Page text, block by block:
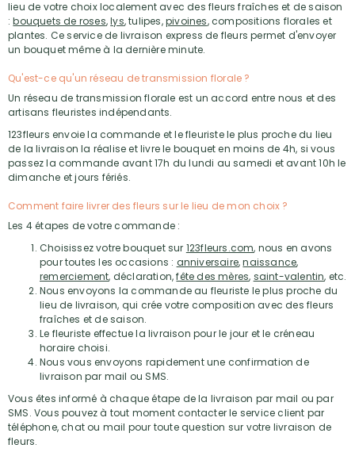
lieu de votre choix localement avec des fleurs fraîches et de saison
:bouquets de roses,lys, tulipes,pivoines, compositions florales et
plantes. Ce service de livraison express de fleurs permet d'envoyer
un bouquet même à la dernière minute.
Qu'est-ce qu'un réseau de transmission florale ?
Un réseau de transmission florale est un accord entre nous et des
artisans fleuristes indépendants.
123fleurs envoie la commande et le fleuriste le plus proche du lieu
de la livraison la réalise et livre le bouquet en moins de 4h, si vous
passez la commande avant 17h du lundi au samedi et avant 10h le
dimanche et jours fériés.
Comment faire livrer des fleurs sur le lieu de mon choix ?
Les 4 étapes de votre commande :
Choisissez votre bouquet sur 123fleurs.com, nous en avons
pour toutes les occasions : anniversaire,naissance,
remerciement, déclaration,fête des mères, saint-valentin, etc.
Nous envoyons la commande au fleuriste le plus proche du
lieu de livraison, qui crée votre composition avec des fleurs
fraîches et de saison.
Le fleuriste effectue la livraison pour le jour et le créneau
horaire choisi.
Nous vous envoyons rapidement une confirmation de
livraison par mail ou SMS.
Vous êtes informé à chaque étape de la livraison par mail ou par
SMS. Vous pouvez à tout moment contacter le service client par
téléphone, chat ou mail pour toute question sur votre livraison de
fleurs.